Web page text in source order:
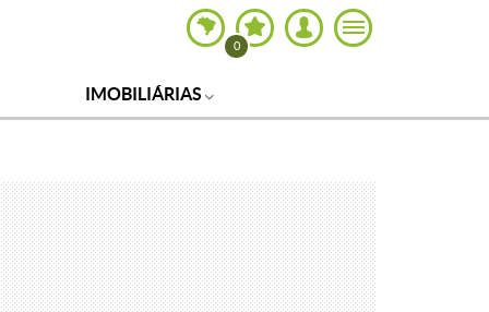
0
IMOBILIÁRIAS